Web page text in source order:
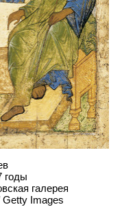
годы
галерея
Getty Images